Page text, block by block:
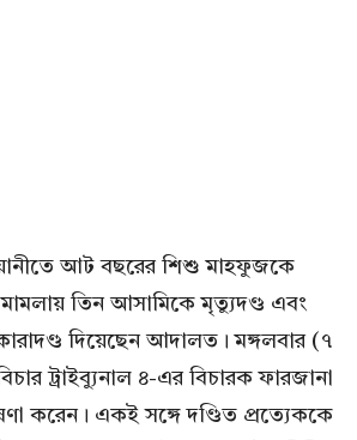
আট বছরের শিশু মাহফুজকে
তিন আসামিকে মৃত্যুদণ্ড এবং
দিয়েছেন আদালত। মঙ্গলবার (৭
ট্রাইব্যুনাল ৪-এর বিচারক ফারজানা
করেন। একই সঙ্গে দণ্ডিত প্রত্যেককে